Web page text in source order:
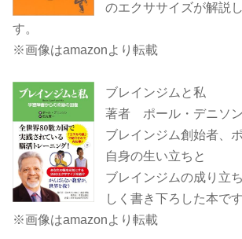
のエクササイズが解説
す。
※画像はamazonより転載
ブレインジムと私
著者 ポール・デニソ
ブレインジム創始者、
自身の生い立ちと
ブレインジムの成り立
しく書き下ろした本です
※画像はamazonより転載